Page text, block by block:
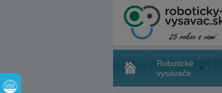
Robotické
vysávače